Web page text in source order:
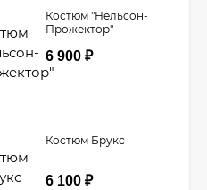
Костюм "Нельсон-
Прожектор"
6 900 ₽
Костюм Брукс
6 100 ₽